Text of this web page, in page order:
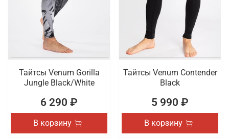
Тайтсы Venum Gorilla
Jungle Black/White
6 290 ₽
В корзину
Тайтсы Venum Contender
Black
5 990 ₽
В корзину